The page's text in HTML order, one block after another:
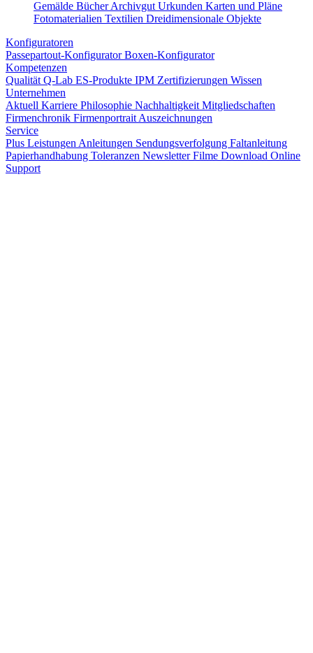
Gemälde BücherArchivgut Urkunden Karten und Pläne
Fotomaterialien Textilien Dreidimensionale Objekte
Konfiguratoren
Passepartout-KonfiguratorBoxen-Konfigurator
Kompetenzen
Qualität Q-Lab ES-Produkte IPM Zertifizierungen Wissen
Unternehmen
Aktuell Karriere Philosophie Nachhaltigkeit Mitgliedschaften
Firmenchronik Firmenportrait Auszeichnungen
Service
Plus Leistungen Anleitungen Sendungsverfolgung Faltanleitung
Papierhandhabung Toleranzen NewsletterFilme Download Online
Support